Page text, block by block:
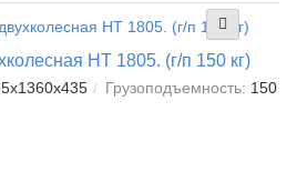
НТ 1805. (г/п 150 кг)
Грузоподъемность: 150